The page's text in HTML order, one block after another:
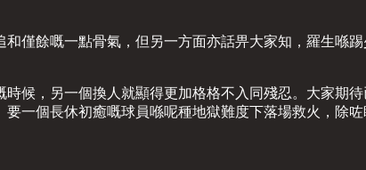
僅餘嘅一點骨氣，但另一方面亦話畀大家知，羅生喺
候，另一個換人就顯得更加格格不入同殘忍。大家期
一個長休初癒嘅球員喺呢種地獄難度下落場救火，除